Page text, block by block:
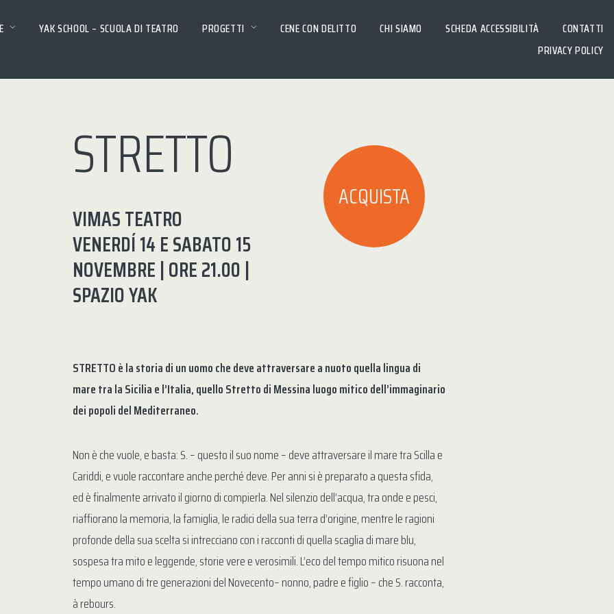
YAK SCHOOL – SCUOLA DI TEATRO PROGETTI CENE CON DELITTO CHI SIAMO SCHEDA ACCESSIBILITÀ
CONTATTI
PRIVACY POLICY
ACQUISTA
STRETTO
VIMAS TEATRO
VENERDÍ 14 E SABATO 15
NOVEMBRE | ORE 21.00 |
SPAZIO YAK
STRETTO è la storia di un uomo che deve attraversare a nuoto quella lingua di
mare tra la Sicilia e l’Italia, quello Stretto di Messina luogo mitico dell’immaginario
dei popoli del Mediterraneo.
Non è che vuole, e basta: S. – questo il suo nome – deve attraversare il mare tra Scilla e
Cariddi, e vuole raccontare anche perché deve. Per anni si è preparato a questa sfida,
ed è finalmente arrivato il giorno di compierla. Nel silenzio dell’acqua, tra onde e pesci,
riaffiorano la memoria, la famiglia, le radici della sua terra d’origine, mentre le ragioni
profonde della sua scelta si intrecciano con i racconti di quella scaglia di mare blu,
sospesa tra mito e leggende, storie vere e verosimili. L’eco del tempo mitico risuona nel
tempo umano di tre generazioni del Novecento– nonno, padre e figlio – che S. racconta,
à rebours.